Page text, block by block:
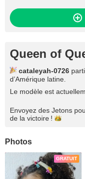
Queen of
cataleyah-0726
d’Amérique latine.
Le modèle est
Envoyez des Jetons
de la victoire !
Photos
GRATUIT